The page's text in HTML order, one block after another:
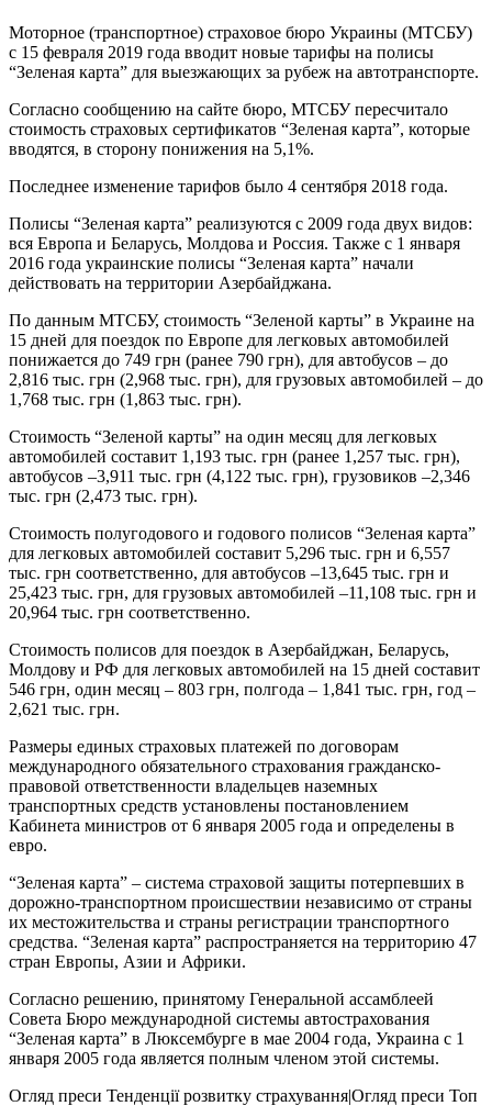
Моторное (транспортное) страховое бюро Украины (МТСБУ)
с 15 февраля 2019 года вводит новые тарифы на полисы
“Зеленая карта” для выезжающих за рубеж на автотранспорте.
Согласно сообщению на сайте бюро, МТСБУ пересчитало
стоимость страховых сертификатов “Зеленая карта”, которые
вводятся, в сторону понижения на 5,1%.
Последнее изменение тарифов было 4 сентября 2018 года.
Полисы “Зеленая карта” реализуются с 2009 года двух видов:
вся Европа и Беларусь, Молдова и Россия. Также с 1 января
2016 года украинские полисы “Зеленая карта” начали
действовать на территории Азербайджана.
По данным МТСБУ, стоимость “Зеленой карты” в Украине на
15 дней для поездок по Европе для легковых автомобилей
понижается до 749 грн (ранее 790 грн), для автобусов – до
2,816 тыс. грн (2,968 тыс. грн), для грузовых автомобилей – до
1,768 тыс. грн (1,863 тыс. грн).
Стоимость “Зеленой карты” на один месяц для легковых
автомобилей составит 1,193 тыс. грн (ранее 1,257 тыс. грн),
автобусов –3,911 тыс. грн (4,122 тыс. грн), грузовиков –2,346
тыс. грн (2,473 тыс. грн).
Стоимость полугодового и годового полисов “Зеленая карта”
для легковых автомобилей составит 5,296 тыс. грн и 6,557
тыс. грн соответственно, для автобусов –13,645 тыс. грн и
25,423 тыс. грн, для грузовых автомобилей –11,108 тыс. грн и
20,964 тыс. грн соответственно.
Стоимость полисов для поездок в Азербайджан, Беларусь,
Молдову и РФ для легковых автомобилей на 15 дней составит
546 грн, один месяц – 803 грн, полгода – 1,841 тыс. грн, год –
2,621 тыс. грн.
Размеры единых страховых платежей по договорам
международного обязательного страхования гражданско-
правовой ответственности владельцев наземных
транспортных средств установлены постановлением
Кабинета министров от 6 января 2005 года и определены в
евро.
“Зеленая карта” – система страховой защиты потерпевших в
дорожно-транспортном происшествии независимо от страны
их местожительства и страны регистрации транспортного
средства. “Зеленая карта” распространяется на территорию 47
стран Европы, Азии и Африки.
Согласно решению, принятому Генеральной ассамблеей
Совета Бюро международной системы автострахования
“Зеленая карта” в Люксембурге в мае 2004 года, Украина с 1
января 2005 года является полным членом этой системы.
Огляд преси Тенденції розвитку страхування|Огляд преси Топ